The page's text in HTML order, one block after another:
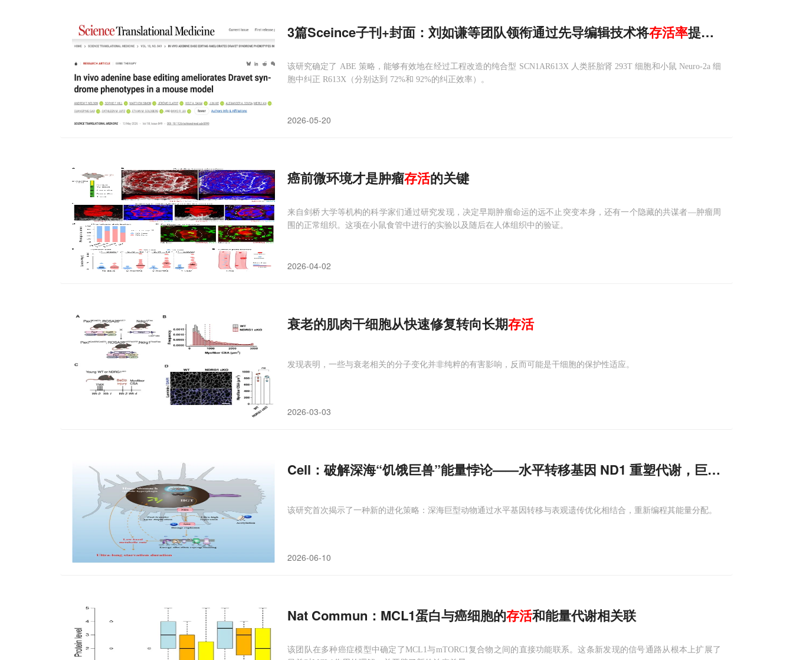
3篇Sceince子刊+封面：刘如谦等团队领衔通过先导编辑技术将存活率提高3倍、癫痫发
该研究确定了 ABE 策略，能够有效地在经过工程改造的纯合型 SCN1AR613X 人类胚胎肾 293T 细胞和小鼠 Neuro-2a 细
胞中纠正 R613X（分别达到 72%和 92%的纠正效率）。
2026-05-20
癌前微环境才是肿瘤存活的关键
来自剑桥大学等机构的科学家们通过研究发现，决定早期肿瘤命运的远不止突变本身，还有一个隐藏的共谋者—肿瘤周
围的正常组织。这项在小鼠食管中进行的实验以及随后在人体组织中的验证。
2026-04-02
衰老的肌肉干细胞从快速修复转向长期存活
发现表明，一些与衰老相关的分子变化并非纯粹的有害影响，反而可能是干细胞的保护性适应。
2026-03-03
Cell：破解深海“饥饿巨兽”能量悖论——水平转移基因 ND1 重塑代谢，巨型深海水虱饿
该研究首次揭示了一种新的进化策略：深海巨型动物通过水平基因转移与表观遗传优化相结合，重新编程其能量分配。
2026-06-10
Nat Commun：MCL1蛋白与癌细胞的存活和能量代谢相关联
该团队在多种癌症模型中确定了MCL1与mTORC1复合物之间的直接功能联系。这条新发现的信号通路从根本上扩展了